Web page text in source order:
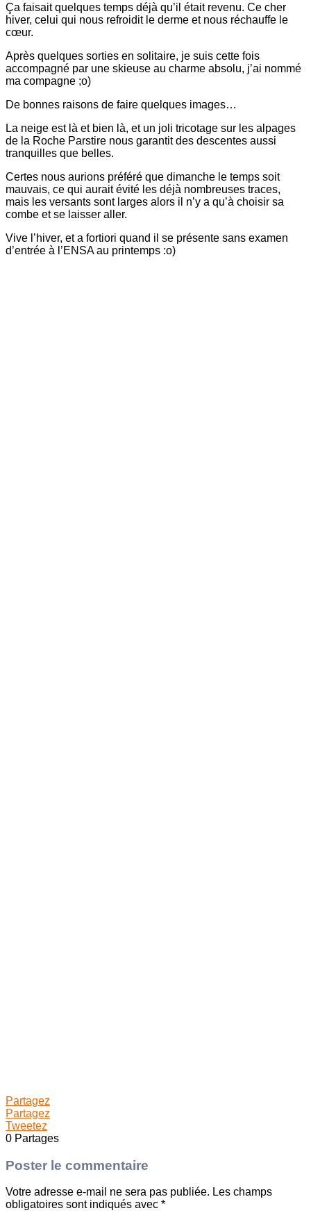
Ça faisait quelques temps déjà qu’il était revenu. Ce cher
hiver, celui qui nous refroidit le derme et nous réchauffe le
cœur.
Après quelques sorties en solitaire, je suis cette fois
accompagné par une skieuse au charme absolu, j’ai nommé
ma compagne ;o)
De bonnes raisons de faire quelques images…
La neige est là et bien là, et un joli tricotage sur les alpages
de la Roche Parstire nous garantit des descentes aussi
tranquilles que belles.
Certes nous aurions préféré que dimanche le temps soit
mauvais, ce qui aurait évité les déjà nombreuses traces,
mais les versants sont larges alors il n’y a qu’à choisir sa
combe et se laisser aller.
Vive l’hiver, et a fortiori quand il se présente sans examen
d’entrée à l’ENSA au printemps :o)
Partagez
Partagez
Tweetez
0 Partages
Poster le commentaire
Votre adresse e-mail ne sera pas publiée. Les champs
obligatoires sont indiqués avec *